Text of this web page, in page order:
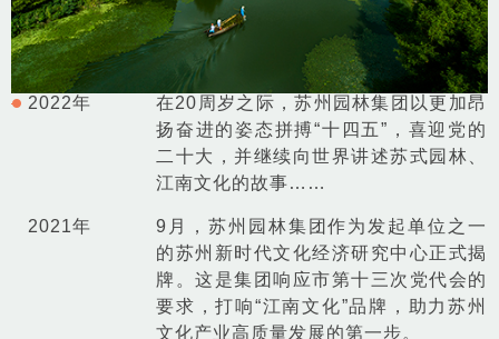
2022年
在20周岁之际，苏州园林集团以更加昂
扬奋进的姿态拼搏“十四五”，喜迎党的
二十大，并继续向世界讲述苏式园林、
江南文化的故事……
2021年
9月，苏州园林集团作为发起单位之一
的苏州新时代文化经济研究中心正式揭
牌。这是集团响应市第十三次党代会的
要求，打响“江南文化”品牌，助力苏州
文化产业高质量发展的第一步。